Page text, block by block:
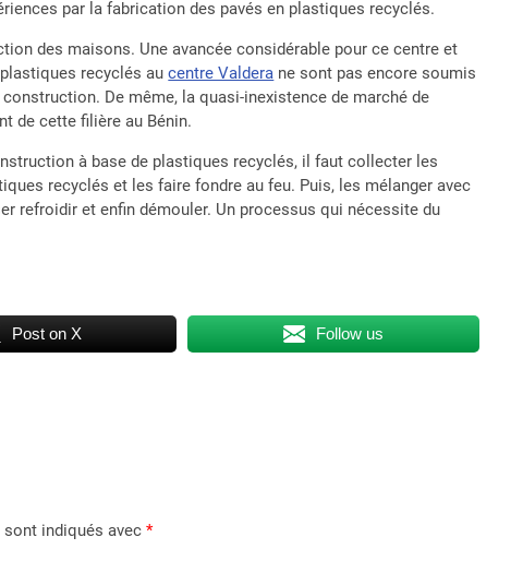
par la fabrication des pavés en plastiques recyclés.
des maisons. Une avancée considérable pour ce centre et
recyclés aucentre Valdera ne sont pas encore soumis
De même, la quasi-inexistence de marché de
de cette filière au Bénin.
à base de plastiques recyclés, il faut collecter les
recyclés et les faire fondre au feu. Puis, les mélanger avec
refroidir et enfin démouler. Un processus qui nécessite du
Post on X Follow us
sont indiqués avec*